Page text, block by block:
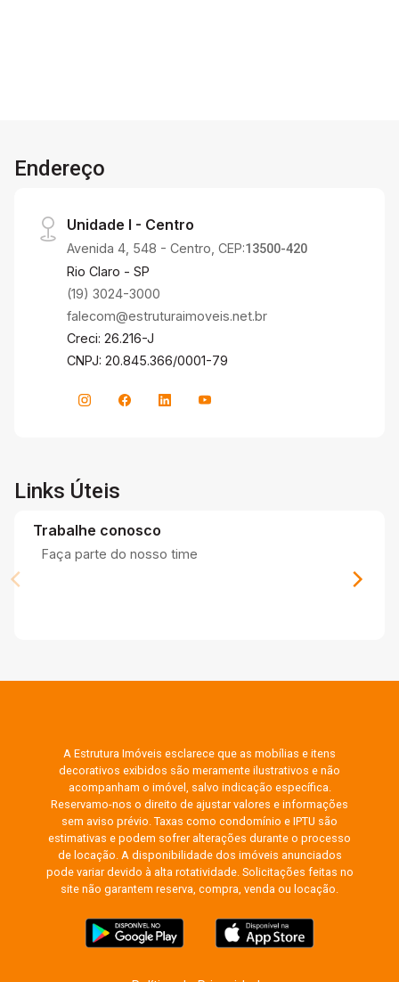
Endereço
Unidade I - Centro
Avenida 4, 548 - Centro, CEP:13500-420
Rio Claro - SP
(19) 3024-3000
falecom@estruturaimoveis.net.br
Creci: 26.216-J
CNPJ: 20.845.366/0001-79
Links Úteis
Trabalhe conosco
Faça parte do nosso time
A Estrutura Imóveis esclarece que as mobílias e itens
decorativos exibidos são meramente ilustrativos e não
acompanham o imóvel, salvo indicação específica.
Reservamo-nos o direito de ajustar valores e informações
sem aviso prévio. Taxas como condomínio e IPTU são
estimativas e podem sofrer alterações durante o processo
de locação. A disponibilidade dos imóveis anunciados
pode variar devido à alta rotatividade. Solicitações feitas no
site não garantem reserva, compra, venda ou locação.